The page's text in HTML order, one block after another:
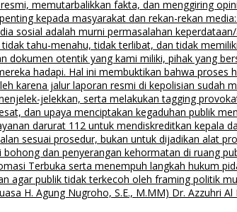
memutarbalikkan fakta, dan menggiring
kepada masyarakat dan rekan-rekan
sosial adalah murni permasalahan
tahu-menahu, tidak terlibat, dan tidak
dokumen otentik yang kami miliki, pihak yang
hadapi. Hal ini membuktikan bahwa
karena jalur laporan resmi di kepolisian
jelekkan, serta melakukan tagging
dan upaya menciptakan kegaduhan publik
darurat 112 untuk mendiskreditkan kepala
sesuai prosedur, bukan untuk dijadikan alat
dan penyerangan kehormatan di ruang
Terbuka serta menempuh langkah hukum
agar publik tidak terkecoh oleh framing politik
H. Agung Nugroho, S.E., M.MM) Dr. Azzuhri